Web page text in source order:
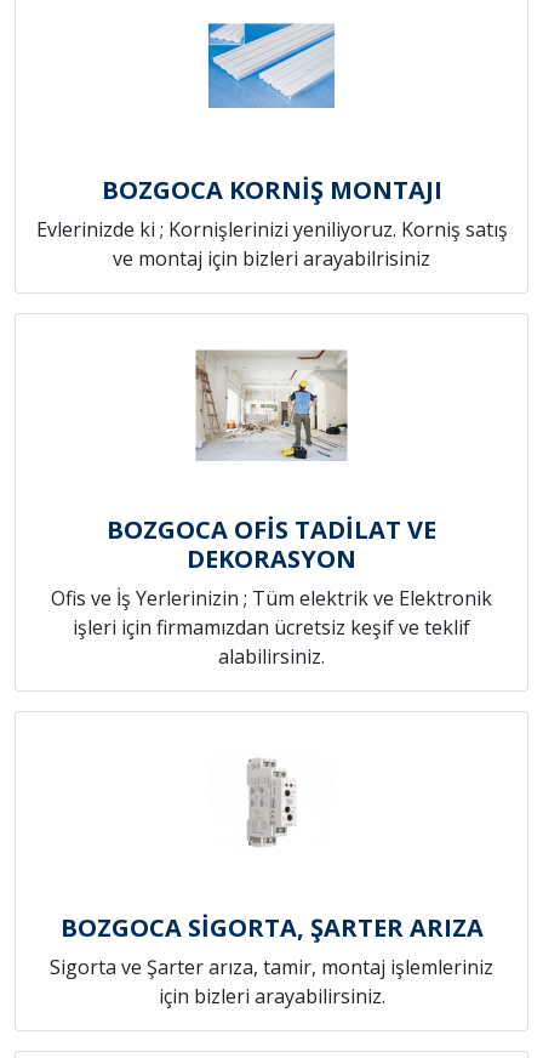
BOZGOCA KORNİŞ MONTAJI
Evlerinizde ki ; Kornişlerinizi yeniliyoruz. Korniş satış
ve montaj için bizleri arayabilrisiniz
BOZGOCA OFİS TADİLAT VE
DEKORASYON
Ofis ve İş Yerlerinizin ; Tüm elektrik ve Elektronik
işleri için firmamızdan ücretsiz keşif ve teklif
alabilirsiniz.
BOZGOCA SİGORTA, ŞARTER ARIZA
Sigorta ve Şarter arıza, tamir, montaj işlemleriniz
için bizleri arayabilirsiniz.